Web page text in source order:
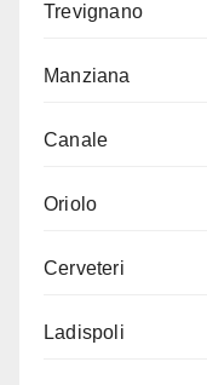
Trevignano
Manziana
Canale
Oriolo
Cerveteri
Ladispoli